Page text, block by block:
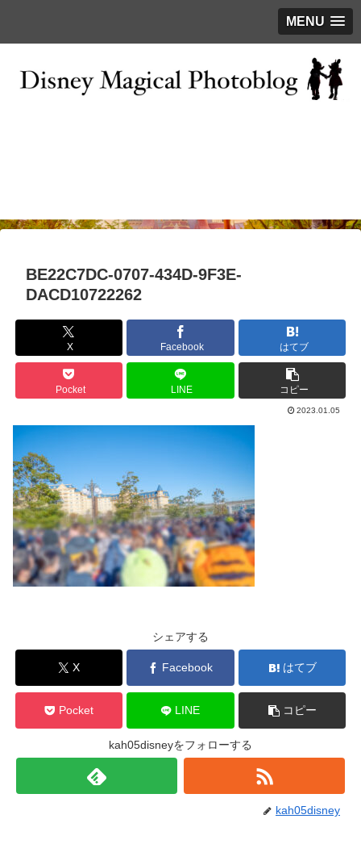
MENU
BE22C7DC-0707-434D-9F3E-
DACD10722262
X Facebook はてブ
Pocket LINE コピー
2023.01.05
シェアする
X Facebook はてブ
Pocket LINE コピー
kah05disneyをフォローする
kah05disney